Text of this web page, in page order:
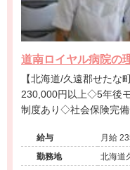
道南ロイヤル病院の
【北海道/久遠郡せたな町】 ◇医療法人が運営する病
230,000円以上◇5年後
制度あり◇社会保険完
献したい方におすすめの
給与
勤務地
北海道